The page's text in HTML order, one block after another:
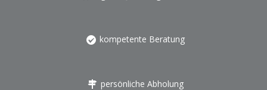
kompetente Beratung
persönliche Abholung